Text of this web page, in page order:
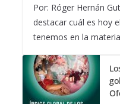
Por: Róger Hernán
destacar cuál es hoy
tenemos en la